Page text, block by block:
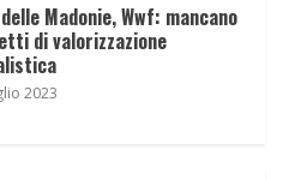
Madonie, Wwf: mancano
di valorizzazione
2023